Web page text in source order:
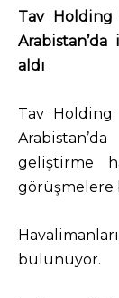
Tav
aldı
Tav
geliştirme
görüşmelere
bulunuyor.